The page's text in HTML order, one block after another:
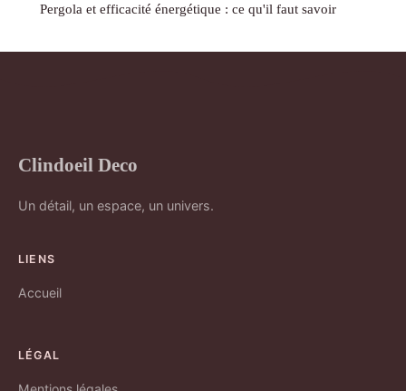
Pergola et efficacité énergétique : ce qu'il faut savoir
Clindoeil Deco
Un détail, un espace, un univers.
LIENS
Accueil
LÉGAL